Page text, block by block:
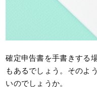
確定申告書を手書きする
もあるでしょう。そのよ
いのでしょうか。